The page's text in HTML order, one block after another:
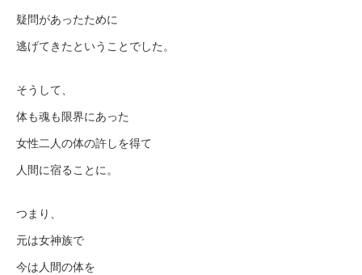
疑問があったために
逃げてきたということでした。
そうして、
体も魂も限界にあった
女性二人の体の許しを得て
人間に宿ることに。
つまり、
元は女神族で
今は人間の体を